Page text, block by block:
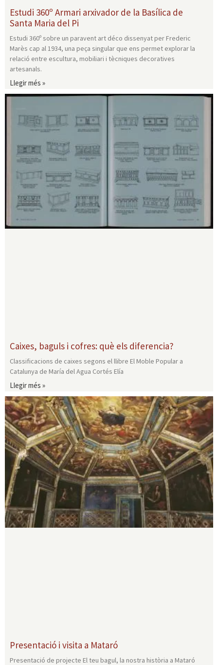
Estudi 360º Armari arxivador de la Basílica de
Santa Maria del Pi
Estudi 360º sobre un paravent art déco dissenyat per Frederic
Marès cap al 1934, una peça singular que ens permet explorar la
relació entre escultura, mobiliari i tècniques decoratives
artesanals.
Llegir més »
Caixes, baguls i cofres: què els diferencia?
Classificacions de caixes segons el llibre El Moble Popular a
Catalunya de María del Agua Cortés Elía
Llegir més »
Presentació i visita a Mataró
Presentació de projecte El teu bagul, la nostra història a Mataró